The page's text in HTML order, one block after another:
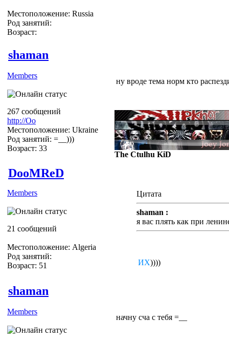
Местоположение: Russia
Род занятий:
Возраст:
shaman
Members
267 сообщений
http://Оо
Местоположение: Ukraine
Род занятий: =__)))
Возраст: 33
ну вроде тема норм кто
The Ctulhu KiD
DooMReD
Members
21 сообщений
Местоположение: Algeria
Род занятий:
Возраст: 51
Цитата
shaman :
я вас плять как при
ИХ))))
shaman
Members
начну сча с тебя =__